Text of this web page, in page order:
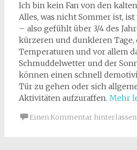
Ich bin kein Fan von den
Alles, was nicht Sommer ist,
– also gefühlt über 3/4 des
kürzeren und dunkleren
Temperaturen und vor allem
Schmuddelwetter und der
können einen schnell
Tür zu gehen oder sich
Aktivitäten aufzuraffen. Mehr
Einen Kommentar hinterlassen